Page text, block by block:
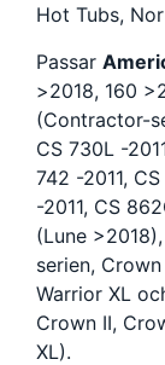
Hot Tubs,
Passar
>2018, 160
(Contractor-
CS 730L -
742 -2011,
-2011, CS
(Lune
serien, Crown
Warrior XL
Crown II,
XL).